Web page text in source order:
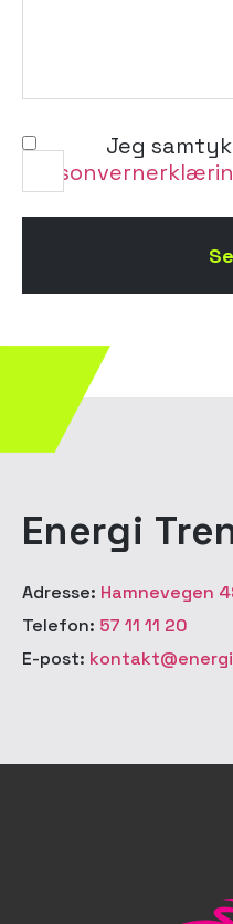
Jeg
Energi
Adresse: Hamnevegen
Telefon: 57 11 11 20
E-post: